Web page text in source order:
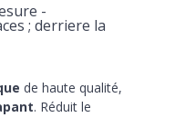
-
; derriere la
de haute qualité,
. Réduit le